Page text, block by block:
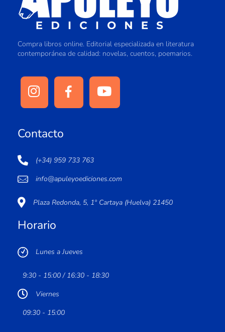
Compra libros online. Editorial especializada en literatura
contemporánea de calidad: novelas, cuentos, poemarios.
Contacto
(+34) 959 733 763
info@apuleyoediciones.com
Plaza Redonda, 5, 1º Cartaya (Huelva) 21450
Horario
Lunes a Jueves
9:30 - 15:00 / 16:30 - 18:30
Viernes
09:30 - 15:00